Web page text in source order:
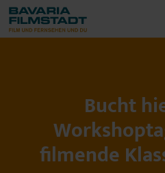
Bucht
filmende